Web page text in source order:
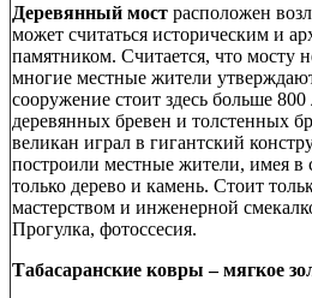
Деревянный мост расположен
может считаться историческим и
памятником. Считается, что мосту
многие местные жители
сооружение стоит здесь больше
деревянных бревен и толстенных
великан играл в гигантский
построили местные жители, имея в
только дерево и камень. Стоит
мастерством и инженерной
Прогулка, фотоссесия.
Табасаранские ковры – мягкое